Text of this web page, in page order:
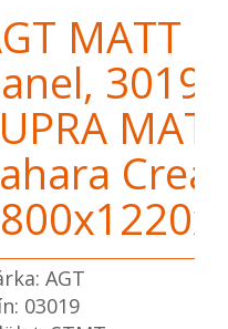
MATT
3019
MAT
AGT
03019